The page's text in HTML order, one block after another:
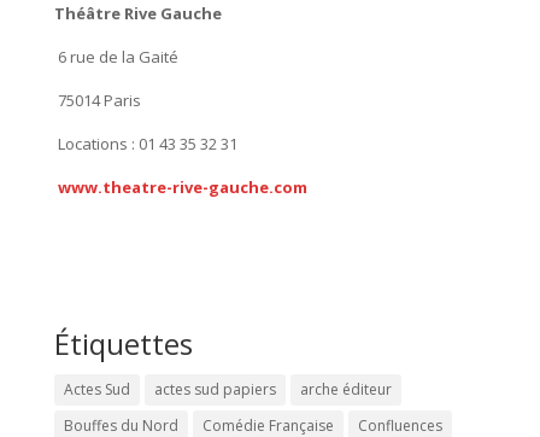
Théâtre Rive Gauche
6 rue de la Gaité
75014 Paris
Locations : 01 43 35 32 31
www.theatre-rive-gauche.com
Étiquettes
Actes Sud actes sud papiers
arche éditeur
Bouffes du Nord
Comédie Française Confluences